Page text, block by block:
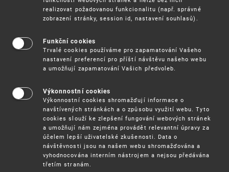
novelizaci zákona č. 452/2001 Sb. a
lhůtu k zajištění přechodného režimu
pro označení ve výlučné kompetenci EU
Úřad průmyslového vlastnictví upozorňuje na to,
aby uživatelé označení původu či zeměpisných
poskytována ochrana výlučně podle přímo
použitelných předpisů Evropské unie (tj.pro
zemědělské výrobky a potraviny, vína a lihoviny),
dodrželi lhůtu k podání žádosti o unijní zápis u
Úřadu a ti uživatelé označení původu či
zeměpisných označení pro zboží, jemuž byla unijní
ochrana již poskytnuta, dodrželi lhůtu k podání
žádosti o mezinárodní zápis podle Ženevského
aktu Lisabonské dohody o označeních původu a
realizovat požadovanou funkcionalitu (např. správné
zobrazení stránky, session id, nastavení souhlasů).
Funkční cookies
Trvalé cookies používáme pro zapamatování Vašeho
nastavení preferencí pro příští návštěvu našeho webu
a umožňují zapamatování Vašich předvoleb.
Výkonnostní cookies
Výkonnostní cookies shromažďují informace o
navštívených stránkách a o způsobu využití webu. Tyto
cookies slouží ke zlepšení fungování webových stránek
a umožňují nám zejména provádět relevantní úpravy za
účelem lepší uživatelské zkušenosti. Data o
návštěvnosti jsou na našem webu shromažďována a
vyhodnocována interním nástrojem a nejsou předávána
třetím stranám.